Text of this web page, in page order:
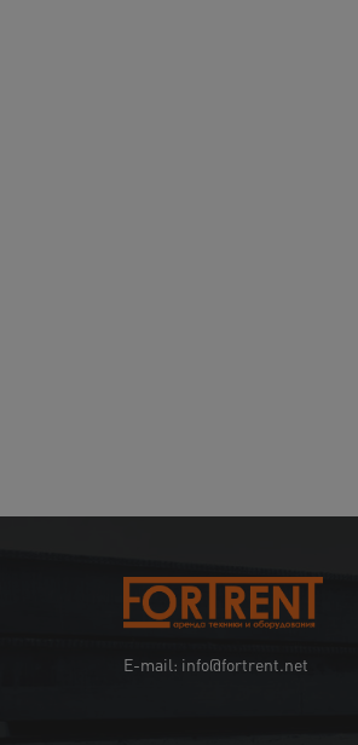
E-mail: info@fortrent.net